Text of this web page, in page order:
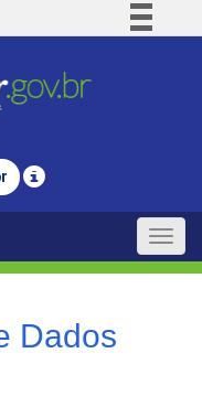
Comunica BR
Legislação
Toggle
Dados